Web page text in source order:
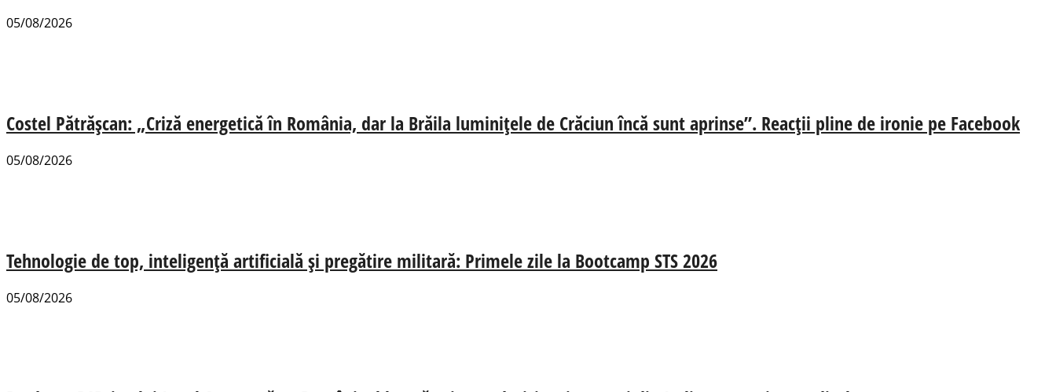
05/08/2026
Costel Pătrășcan: „Criză energetică în România, dar la Brăila luminițele de Crăciun încă sunt aprinse”. Reacții pline de ironie pe Facebook
05/08/2026
Tehnologie de top, inteligență artificială și pregătire militară: Primele zile la Bootcamp STS 2026
05/08/2026